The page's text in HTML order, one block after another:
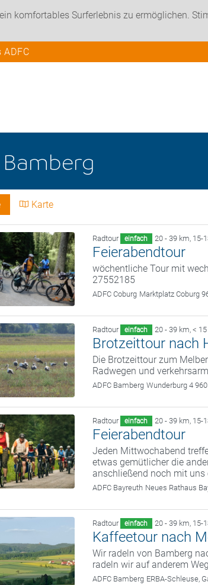
komfortables Surferlebnis zu ermöglichen.
Bamberg
Karte
Radtour einfach 20 - 39 km, 15-
Feierabendtour
wöchentliche Tour mit
27552185
ADFC Coburg Marktplatz Coburg
Radtour einfach 20 - 39 km, <
Brotzeittour nach
Die Brotzeittour zum
Radwegen und
ADFC Bamberg Wunderburg 4
Radtour einfach 20 - 39 km, 15-
Feierabendtour
Jeden Mittwochabend
etwas gemütlicher die
anschließend noch mit uns
ADFC Bayreuth Neues Rathaus
Radtour einfach 20 - 39 km, 15-
Kaffeetour nach
Wir radeln von Bamberg
radeln wir auf anderem
ADFC Bamberg ERBA-Schleuse,